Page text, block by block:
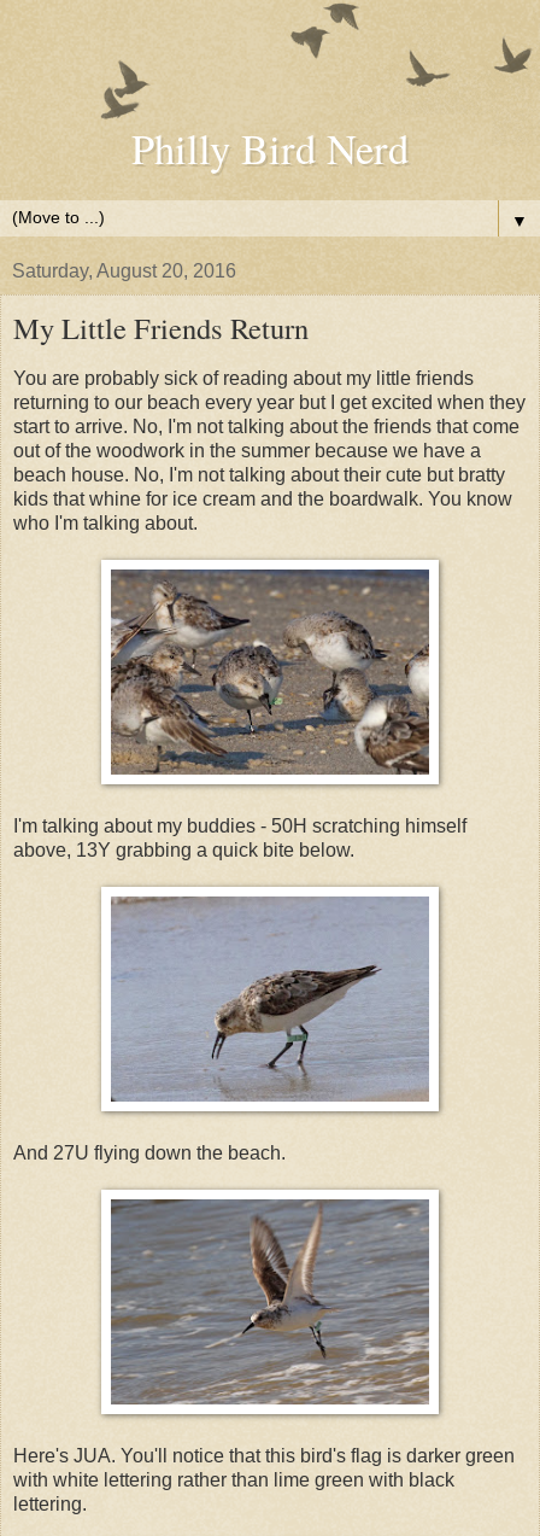
Philly Bird Nerd
▼
Saturday, August 20, 2016
My Little Friends Return
You are probably sick of reading about my little friends
returning to our beach every year but I get excited when they
start to arrive. No, I'm not talking about the friends that come
out of the woodwork in the summer because we have a
beach house. No, I'm not talking about their cute but bratty
kids that whine for ice cream and the boardwalk. You know
who I'm talking about.
I'm talking about my buddies - 50H scratching himself
above, 13Y grabbing a quick bite below.
And 27U flying down the beach.
Here's JUA. You'll notice that this bird's flag is darker green
with white lettering rather than lime green with black
lettering.